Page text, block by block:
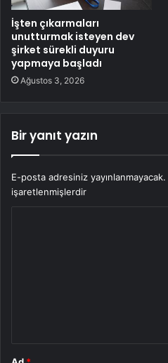
İşten çıkarmaları
unutturmak isteyen dev
şirket sürekli duyuru
yapmaya başladı
Ağustos 3, 2026
Bir yanıt yazın
E-posta adresiniz yayınlanmayacak.
işaretlenmişlerdir